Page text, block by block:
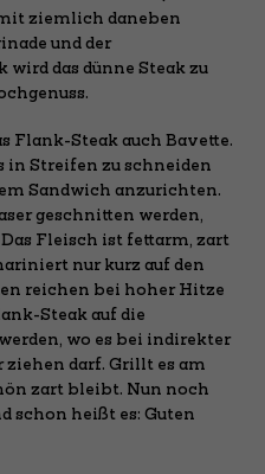
ziemlich daneben
und der
das dünne Steak zu
Flank-Steak auch Bavette.
in Streifen zu schneiden
Sandwich anzurichten.
geschnitten werden,
Fleisch ist fettarm, zart
nur kurz auf den
reichen bei hoher Hitze
Steak auf die
wo es bei indirekter
ziehen darf. Grillt es am
zart bleibt. Nun noch
schon heißt es: Guten